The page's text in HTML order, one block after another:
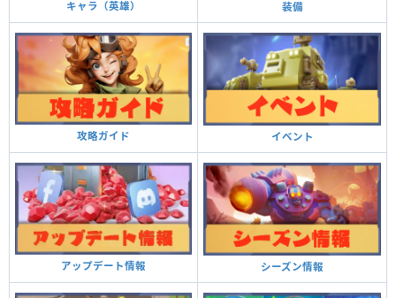
キャラ（英雄） 装備
攻略ガイド イベント
アップデート情報 シーズン情報